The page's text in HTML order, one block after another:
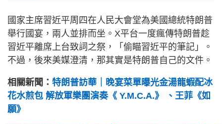
國家主席習近平周四在人民大會堂為美國總統特朗普
舉行國宴，兩人並排而坐。X平台一度瘋傳特朗普趁
習近平離席上台致詞之祭，「偷瞄習近平的筆記」。
不過，後來美媒澄清，那其實是特朗普自己的文件。
相關新聞： 特朗普訪華｜晚宴菜單曝光金湯龍蝦配冰
花水煎包 解放軍樂團演奏《 Y.M.C.A.》 、王菲《如
願》